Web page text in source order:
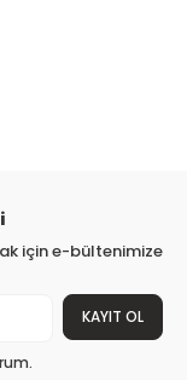
için e-bültenimize
KAYIT OL